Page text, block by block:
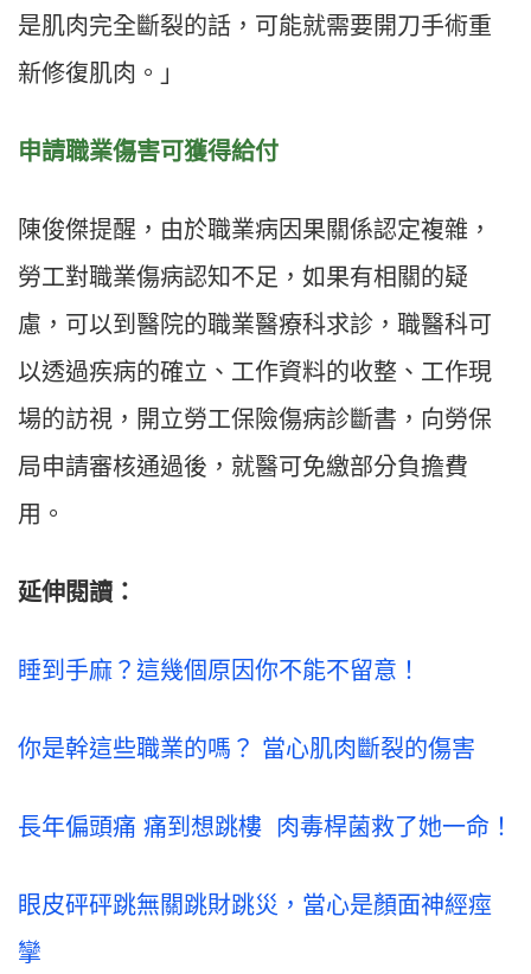
是肌肉完全斷裂的話，可能就需要開刀手術重
新修復肌肉。」
申請職業傷害可獲得給付
陳俊傑提醒，由於職業病因果關係認定複雜，
勞工對職業傷病認知不足，如果有相關的疑
慮，可以到醫院的職業醫療科求診，職醫科可
以透過疾病的確立、工作資料的收整、工作現
場的訪視，開立勞工保險傷病診斷書，向勞保
局申請審核通過後，就醫可免繳部分負擔費
用。
延伸閱讀：
睡到手麻？這幾個原因你不能不留意！
你是幹這些職業的嗎？ 當心肌肉斷裂的傷害
長年偏頭痛 痛到想跳樓 肉毒桿菌救了她一命！
眼皮砰砰跳無關跳財跳災，當心是顏面神經痙
攣